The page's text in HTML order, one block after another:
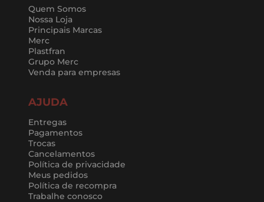
Quem Somos
Nossa Loja
Principais Marcas
Merc
Plastfran
Grupo Merc
Venda para empresas
AJUDA
Entregas
Pagamentos
Trocas
Cancelamentos
Política de privacidade
Meus pedidos
Política de recompra
Trabalhe conosco